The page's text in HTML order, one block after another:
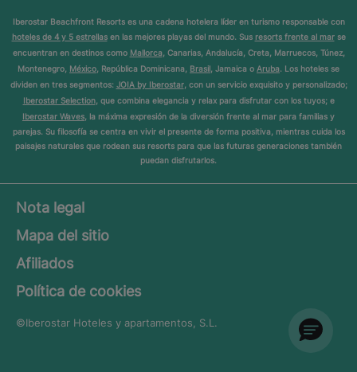
Iberostar Beachfront Resorts es una cadena hotelera líder en turismo responsable con
hoteles de 4 y 5 estrellasen las mejores playas del mundo. Sus resorts frente al marse
encuentran en destinos como Mallorca, Canarias, Andalucía, Creta, Marruecos, Túnez,
Montenegro, México, República Dominicana, Brasil, Jamaica o Aruba. Los hoteles se
dividen en tres segmentos: JOIA by Iberostar, con un servicio exquisito y personalizado;
Iberostar Selection, que combina elegancia y relax para disfrutar con los tuyos; e
Iberostar Waves, la máxima expresión de la diversión frente al mar para familias y
parejas. Su filosofía se centra en vivir el presente de forma positiva, mientras cuida los
paisajes naturales que rodean sus resorts para que las futuras generaciones también
puedan disfrutarlos.
Nota legal
Mapa del sitio
Afiliados
Política de cookies
©Iberostar Hoteles y apartamentos, S.L.